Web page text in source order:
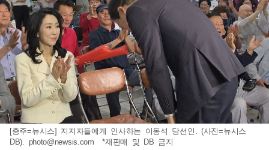
[충주=뉴시스] 지지자들에게 인사하는 이동석 당선인. (사진=뉴시스
DB). photo@newsis.com *재판매 및 DB 금지